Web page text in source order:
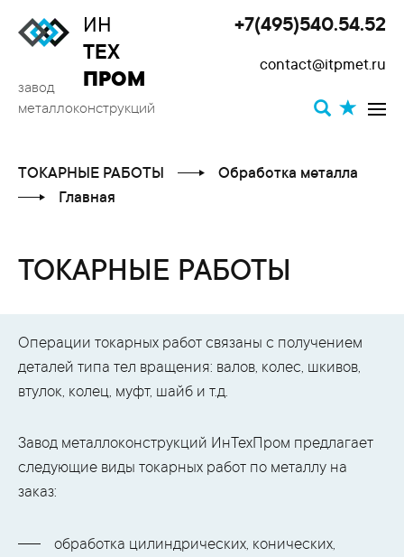
ИН
ТЕХ
ПРОМ
завод
металлоконструкций
+7(495)540.54.52
contact@itpmet.ru
ТОКАРНЫЕ РАБОТЫ
Обработка металла
Главная
ТОКАРНЫЕ РАБОТЫ
Операции токарных работ связаны с получением
деталей типа тел вращения: валов, колес, шкивов,
втулок, колец, муфт, шайб и т.д.
Завод металлоконструкций ИнТехПром предлагает
следующие виды токарных работ по металлу на
заказ:
обработка цилиндрических, конических,